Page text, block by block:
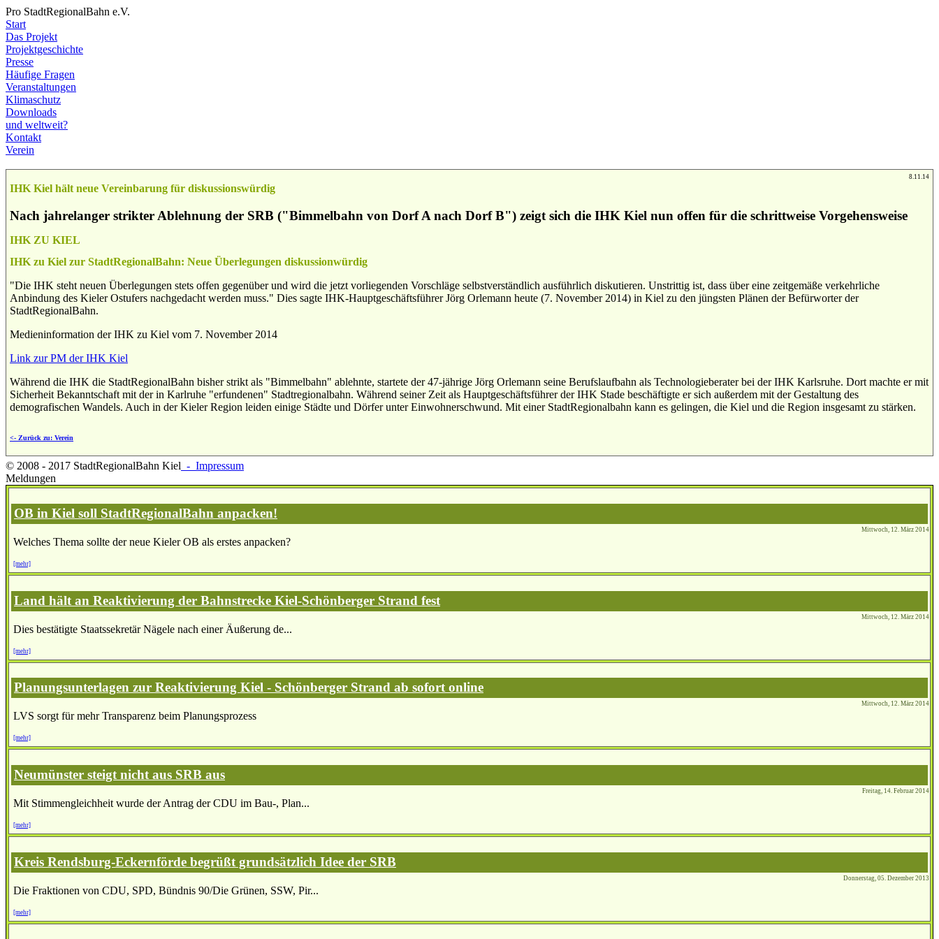
Pro StadtRegionalBahn e.V.
Start
Das Projekt
Projektgeschichte
Presse
Häufige Fragen
Veranstaltungen
Klimaschutz
Downloads
und weltweit?
Kontakt
Verein
8.11.14
IHK Kiel hält neue Vereinbarung für diskussionswürdig
Nach jahrelanger strikter Ablehnung der SRB ("Bimmelbahn von Dorf A nach Dorf B") zeigt sich die IHK Kiel nun offen für die schrittweise Vorgehensweise
IHK ZU KIEL
IHK zu Kiel zur StadtRegionalBahn: Neue Überlegungen diskussionwürdig
"Die IHK steht neuen Überlegungen stets offen gegenüber und wird die jetzt vorliegenden Vorschläge selbstverständlich ausführlich diskutieren. Unstrittig ist, dass über eine zeitgemäße verkehrliche
Anbindung des Kieler Ostufers nachgedacht werden muss." Dies sagte IHK-Hauptgeschäftsführer Jörg Orlemann heute (7. November 2014) in Kiel zu den jüngsten Plänen der Befürworter der
StadtRegionalBahn.
Medieninformation der IHK zu Kiel vom 7. November 2014
Link zur PM der IHK Kiel
Während die IHK die StadtRegionalBahn bisher strikt als "Bimmelbahn" ablehnte, startete der 47-jährige Jörg Orlemann seine Berufslaufbahn als Technologieberater bei der IHK Karlsruhe. Dort machte er mit
Sicherheit Bekanntschaft mit der in Karlruhe "erfundenen" Stadtregionalbahn. Während seiner Zeit als Hauptgeschäftsführer der IHK Stade beschäftigte er sich außerdem mit der Gestaltung des
demografischen Wandels. Auch in der Kieler Region leiden einige Städte und Dörfer unter Einwohnerschwund. Mit einer StadtRegionalbahn kann es gelingen, die Kiel und die Region insgesamt zu stärken.
<- Zurück zu: Verein
© 2008 - 2017 StadtRegionalBahn Kiel - Impressum
Meldungen
OB in Kiel soll StadtRegionalBahn anpacken!
Mittwoch, 12. März 2014
Welches Thema sollte der neue Kieler OB als erstes anpacken?
[mehr]
Land hält an Reaktivierung der Bahnstrecke Kiel-Schönberger Strand fest
Mittwoch, 12. März 2014
Dies bestätigte Staatssekretär Nägele nach einer Äußerung de...
[mehr]
Planungsunterlagen zur Reaktivierung Kiel - Schönberger Strand ab sofort online
Mittwoch, 12. März 2014
LVS sorgt für mehr Transparenz beim Planungsprozess
[mehr]
Neumünster steigt nicht aus SRB aus
Freitag, 14. Februar 2014
Mit Stimmengleichheit wurde der Antrag der CDU im Bau-, Plan...
[mehr]
Kreis Rendsburg-Eckernförde begrüßt grundsätzlich Idee der SRB
Donnerstag, 05. Dezember 2013
Die Fraktionen von CDU, SPD, Bündnis 90/Die Grünen, SSW, Pir...
[mehr]